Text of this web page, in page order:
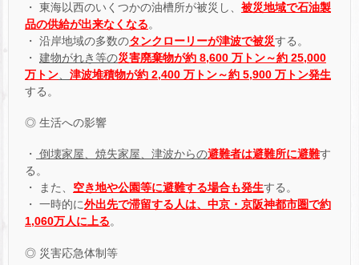
・ 東海以西のいくつかの油槽所が被災し、 被災地域で石油製
品の供給が出来なくなる。
・ 沿岸地域の多数のタンクローリーが津波で被災する。
・ 建物がれき等の災害廃棄物が約 8,600 万トン～約 25,000
万トン
津波堆積物が約 2,400 万トン～約 5,900 万トン発生
する。
◎ 生活への影響
・ 倒壊家屋、焼失家屋、津波からの避難者は避難所に避難す
る。
・ また、 空き地や公園等に避難する場合も発生する。
・ 一時的に外出先で滞留する人は、中京・京阪神都市圏で約
1,060万人に上る。
◎ 災害応急体制等